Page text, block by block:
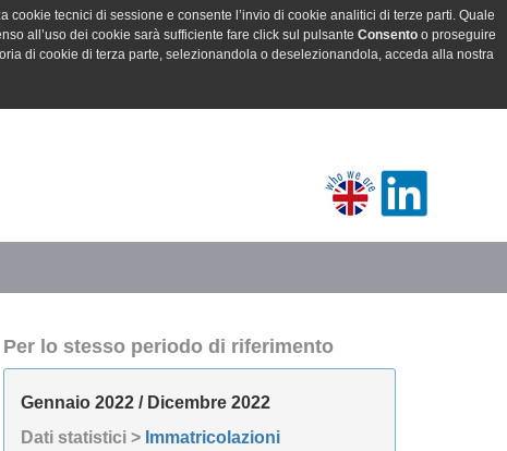
tecnici di sessione e consente l’invio di cookie analitici di terze parti. Quale
all’uso dei cookie sarà sufficiente fare click sul pulsante Consentoo proseguire
di cookie di terza parte, selezionandola o deselezionandola, acceda alla nostra
Per lo stesso periodo di riferimento
Gennaio 2022 / Dicembre 2022
Dati statistici > Immatricolazioni